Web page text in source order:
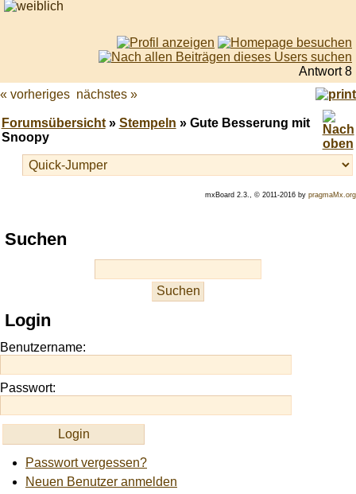
Antwort 8
« vorheriges nächstes »
Forumsübersicht» Stempeln » Gute Besserung mit
Snoopy
mxBoard 2.3., © 2011-2016 by pragmaMx.org
Play
best
site
https://onlineslots.money/
Suchen
Login
Benutzername:
Passwort:
Passwort vergessen?
Neuen Benutzer anmelden